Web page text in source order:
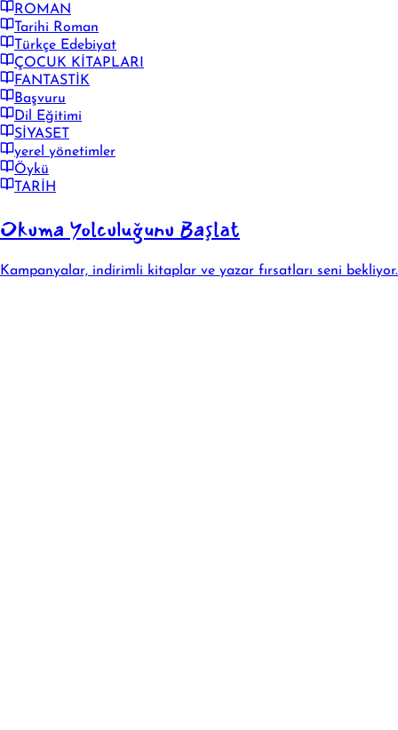
ROMAN
Tarihi Roman
Türkçe Edebiyat
ÇOCUK KİTAPLARI
FANTASTİK
Başvuru
Dil Eğitimi
SİYASET
yerel yönetimler
Öykü
TARİH
Okuma Yolculuğunu Başlat
Kampanyalar, indirimli kitaplar ve yazar fırsatları seni bekliyor.